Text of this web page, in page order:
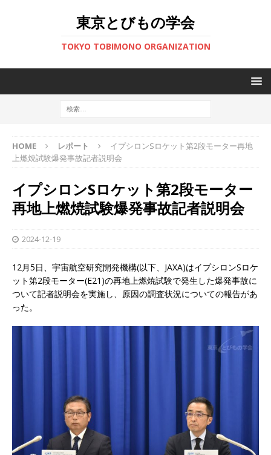
東京とびもの学会
TOKYO TOBIMONO ORGANIZATION
HOME レポート
イプシロンSロケット第2段モーター再地
上燃焼試験爆発事故記者説明会
イプシロンSロケット第2段モーター
再地上燃焼試験爆発事故記者説明会
2024-12-19
12月5日、宇宙航空研究開発機構(以下、JAXA)はイプシロンSロケ
ット第2段モーター(E21)の再地上燃焼試験で発生した爆発事故に
ついて記者説明会を実施し、原因の調査状況についての報告があ
った。